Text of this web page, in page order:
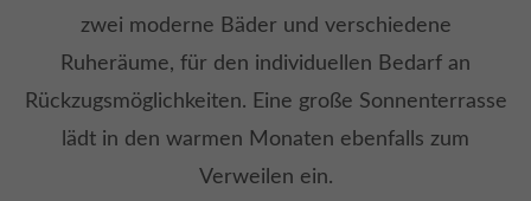
zwei moderne Bäder und verschiedene
Ruheräume, für den individuellen Bedarf an
Rückzugsmöglichkeiten. Eine große Sonnenterrasse
lädt in den warmen Monaten ebenfalls zum
Verweilen ein.